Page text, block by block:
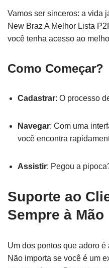
Vamos ser sinceros: a vida
New Braz A Melhor Lista
você tenha acesso ao
Como Começar?
Cadastrar: O processo
Navegar: Com uma
você encontra
Assistir: Pegou a
Suporte ao
Sempre à Mão
Um dos pontos que adoro
Não importa se você é um